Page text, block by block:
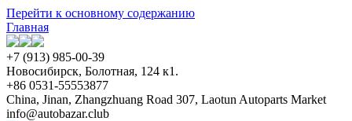
Перейти к основному содержанию
Главная
+7 (913) 985-00-39
Новосибирск, Болотная, 124 к1.
+86 0531-55553877
China, Jinan, Zhangzhuang Road 307, Laotun Autoparts Market
info@autobazar.club